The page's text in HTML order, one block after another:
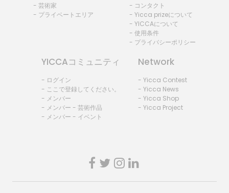
- 芸術家
- プライベートエリア
- コンタクト
- Yicca prizeについて
- YICCAについて
- 使用条件
- プライバシーポリシー
YICCAコミュニティ
- ログイン
- ここで登録してください。
- メンバー
- メンバー - 芸術作品
- メンバー - イベント
Network
- Yicca Contest
- Yicca News
- Yicca Shop
- Yicca Project